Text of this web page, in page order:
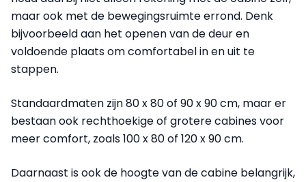
maar ook met de bewegingsruimte errond. Denk
bijvoorbeeld aan het openen van de deur en
voldoende plaats om comfortabel in en uit te
stappen.
Standaardmaten zijn 80 x 80 of 90 x 90 cm, maar er
bestaan ook rechthoekige of grotere cabines voor
meer comfort, zoals 100 x 80 of 120 x 90 cm.
Daarnaast is ook de hoogte van de cabine belangrijk,